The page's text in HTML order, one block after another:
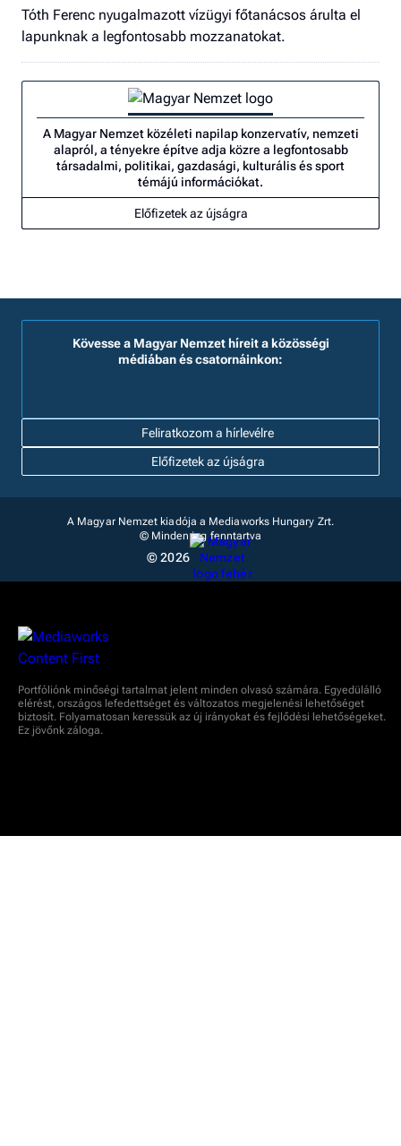
Tóth Ferenc nyugalmazott vízügyi főtanácsos árulta el
lapunknak a legfontosabb mozzanatokat.
A Magyar Nemzet közéleti napilap konzervatív, nemzeti
alapról, a tényekre építve adja közre a legfontosabb
társadalmi, politikai, gazdasági, kulturális és sport
témájú információkat.
Előfizetek az újságra
Feliratkozom a hírlevélre
Kövesse a Magyar Nemzet híreit a közösségi
médiában és csatornáinkon:
Előfizetek az újságra
A Magyar Nemzet kiadója a Mediaworks Hungary Zrt.
© Minden jog fenntartva
© 2026
Portfóliónk minőségi tartalmat jelent minden olvasó számára. Egyedülálló
elérést, országos lefedettséget és változatos megjelenési lehetőséget
biztosít. Folyamatosan keressük az új irányokat és fejlődési lehetőségeket.
Ez jövőnk záloga.